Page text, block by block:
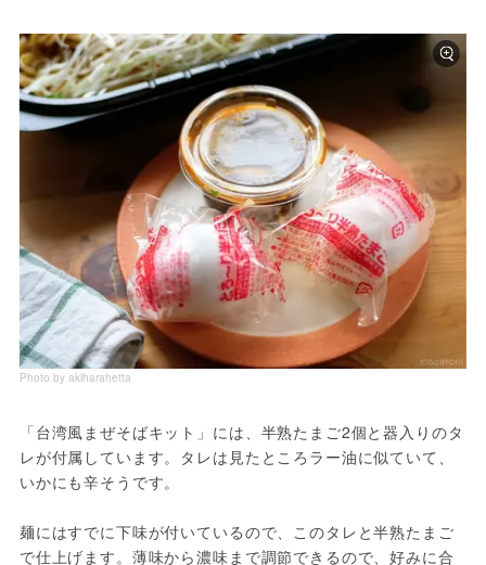
Photo by akiharahetta
「台湾風まぜそばキット」には、半熟たまご2個と器入りのタ
レが付属しています。タレは見たところラー油に似ていて、
いかにも辛そうです。
麺にはすでに下味が付いているので、このタレと半熟たまご
で仕上げます。薄味から濃味まで調節できるので、好みに合